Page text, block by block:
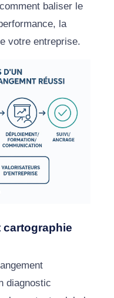
baliser le
la
votre entreprise.
cartographie
diagnostic